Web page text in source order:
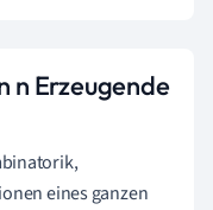
n Erzeugende
eines ganzen